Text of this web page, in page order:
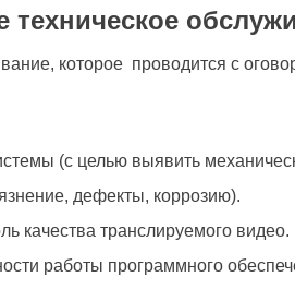
техническое
которое проводится с
(с целью выявить
дефекты, коррозию).
качества транслируемого видео.
работы программного